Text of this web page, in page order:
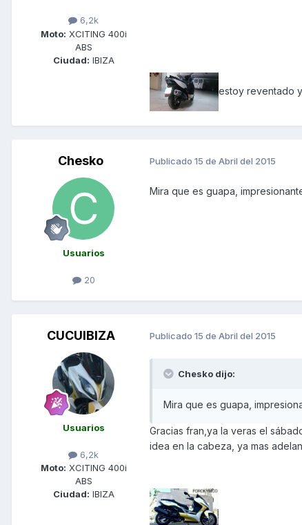
6,2k
Moto: XCITING 400i
ABS
Ciudad: IBIZA
estoy reventado
Chesko
Usuarios
20
Publicado 15 de Abril del 2015
Mira que es guapa,
CUCUIBIZA
Usuarios
6,2k
Moto: XCITING 400i
ABS
Ciudad: IBIZA
Publicado 15 de Abril del 2015
Chesko dijo:
Mira que es guapa,
Gracias fran,ya la veras el
idea en la cabeza, ya mas